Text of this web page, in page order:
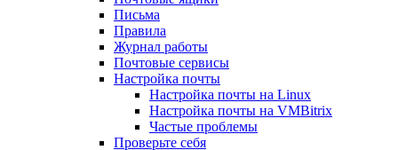
Письма
Правила
Журнал работы
Почтовые сервисы
Настройка почты
Настройка почты на Linux
Настройка почты на VMBitrix
Частые проблемы
Проверьте себя